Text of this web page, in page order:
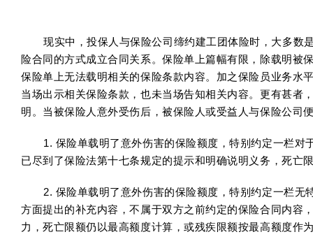
现实中，投保人与保险公司缔约建工团体险时，大多数
险合同的方式成立合同关系。保险单上篇幅有限，除载明被
保险单上无法载明相关的保险条款内容。加之保险员业务水
当场出示相关保险条款，也未当场告知相关内容。更有甚者
明。当被保险人意外受伤后，被保险人或受益人与保险公司
1. 保险单载明了意外伤害的保险额度，特别约定一栏
已尽到了保险法第十七条规定的提示和明确说明义务，死亡
2. 保险单载明了意外伤害的保险额度，特别约定一栏无
方面提出的补充内容，不属于双方之前约定的保险合同内容
力，死亡限额仍以最高额度计算，或残疾限额按最高额度作